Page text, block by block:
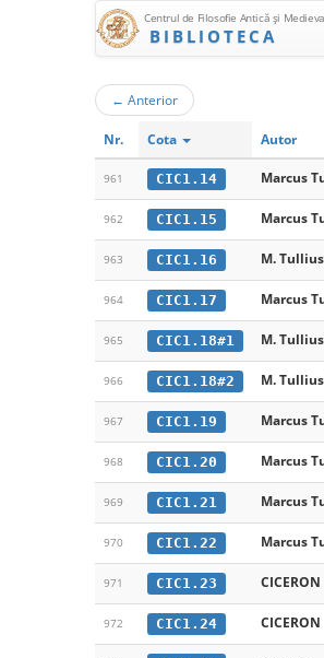
Centrul de Filosofie Antică şi
BIBLIOTECA
← Anterior
Nr. Cota Autor
961 CIC1.14 Marcus
962 CIC1.15 Marcus
963 CIC1.16 M.
964 CIC1.17 Marcus
965 CIC1.18#1 M.
966 CIC1.18#2 M.
967 CIC1.19 Marcus
968 CIC1.20 Marcus
969 CIC1.21 Marcus
970 CIC1.22 Marcus
971 CIC1.23 CICERON
972 CIC1.24 CICERON